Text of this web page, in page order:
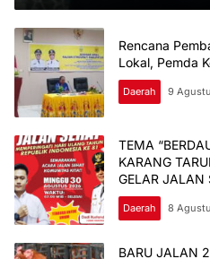
DARI SPPG MILIK
CIANJUR
Rencana
Lokal, Pemda
Daerah 9
TEMA
KARANG
GELAR JALAN
Daerah 8
BARU JALAN